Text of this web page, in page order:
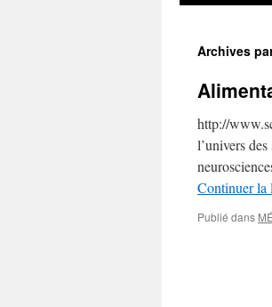
Archives
http://
l’univers
Continuer la
Publié dans